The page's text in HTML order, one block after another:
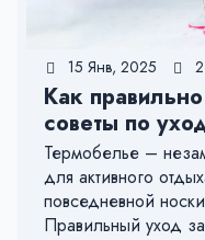
15 Янв, 2025
Как
советы по
Термобелье –
для активного
повседневной
Правильный уход